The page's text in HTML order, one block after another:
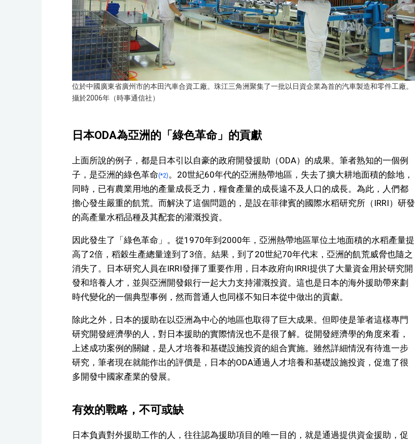
位於中國廣東省廣州市的本田汽車合資工廠。珠江三角洲聚集了一批以日資企業為首的汽車製造和零件工廠。
攝於2006年（時事通信社）
日本ODA為亞洲的「綠色革命」的貢獻
上面所說的例子，都是日本引以自豪的政府開發援助（ODA）的成果。筆者熟知的一個例
子，是亞洲的綠色革命(*2) 。20世紀60年代的亞洲熱帶地區，失去了擴大耕地面積的餘地，
同時，已有農業用地的產量成長乏力，糧食產量的成長遠不及人口的成長。為此，人們都
擔心發生嚴重的飢荒。而解決了這個問題的，是設在菲律賓的國際水稻研究所（IRRI）研發
的高產量水稻品種及其配套的灌溉投資。
因此發生了「綠色革命」。從1970年到2000年，亞洲熱帶地區單位土地面積的水稻產量提
高了2倍，稻穀生產總量達到了3倍。結果，到了20世紀70年代末，亞洲的飢荒威脅也隨之
消失了。日本研究人員在IRRI發揮了重要作用，日本政府向IRRI提供了大量資金用於研究開
發和培養人才，並與亞洲開發銀行一起大力支持灌溉投資。這也是日本的海外援助帶來劃
時代變化的一個典型事例，然而普通人也同樣不知日本從中做出的貢獻。
除此之外，日本的援助在以亞洲為中心的地區也取得了巨大成果。但即使是筆者這樣專門
研究開發經濟學的人，對日本援助的實際情況也不是很了解。從開發經濟學的角度來看，
上述成功案例的關鍵，是人才培養和基礎設施投資的組合實施。雖然詳細情況有待進一步
研究，筆者現在就能作出的評價是，日本的ODA通過人才培養和基礎設施投資，促進了很
多開發中國家產業的發展。
有效的戰略，不可或缺
日本負責對外援助工作的人，往往認為援助項目的唯一目的，就是通過提供資金援助，促